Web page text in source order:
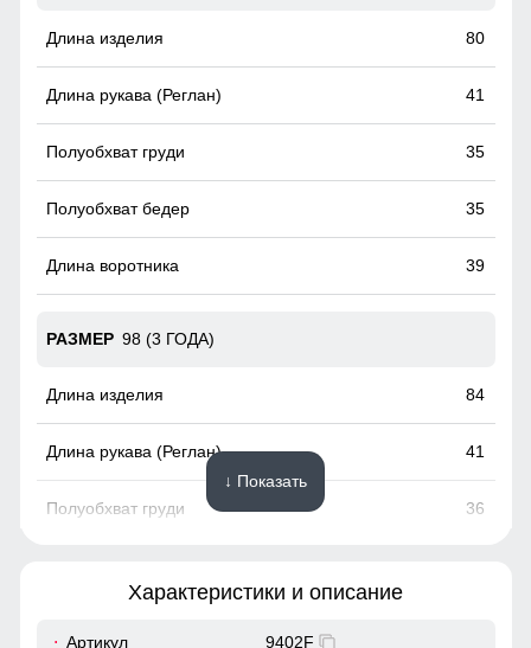
Капюшон надежно защищает от различных внешних
80
41
35
35
39
98 (3 ГОДА)
84
41
36
↓ Показать
Характеристики и описание
Артикул 9402F